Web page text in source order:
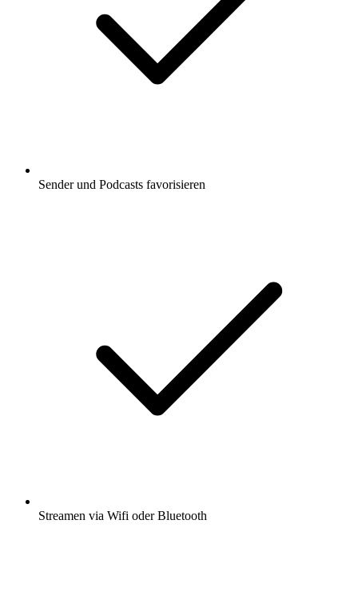
Sender und Podcasts favorisieren
Streamen via Wifi oder Bluetooth